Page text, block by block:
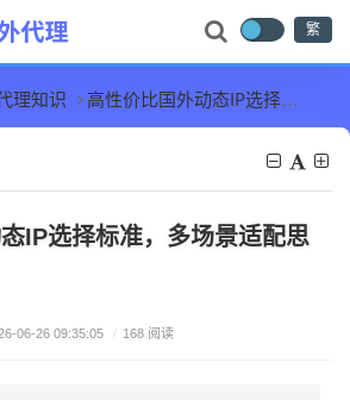
繁
理知识 高性价比国外动态IP选择标准，多场景适配思路整理
IP选择标准，多场景适配思
06-26 09:35:05 / 168 阅读